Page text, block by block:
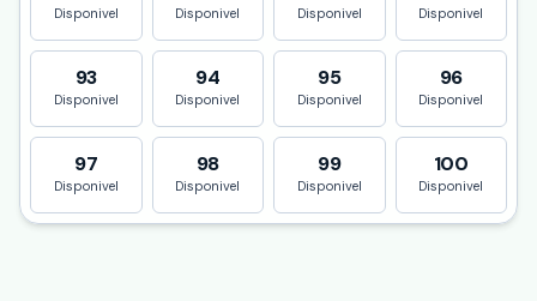
Disponivel Disponivel Disponivel Disponivel
93
Disponivel
94
Disponivel
95
Disponivel
96
Disponivel
97
Disponivel
98
Disponivel
99
Disponivel
100
Disponivel